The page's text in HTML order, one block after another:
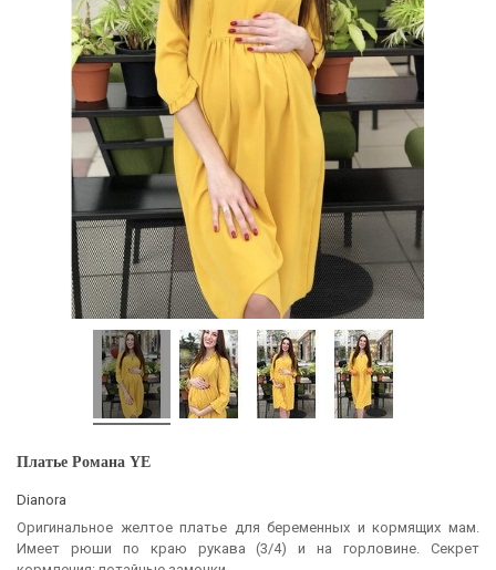
Платье Романа YE
Dianora
Оригинальное желтое платье для беременных и кормящих мам.
Имеет рюши по краю рукава (3/4) и на горловине. Секрет